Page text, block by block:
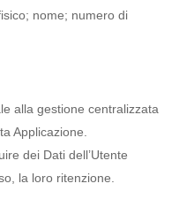
nome; numero di
alla gestione centralizzata
Applicazione.
dei Dati dell’Utente
la loro ritenzione.